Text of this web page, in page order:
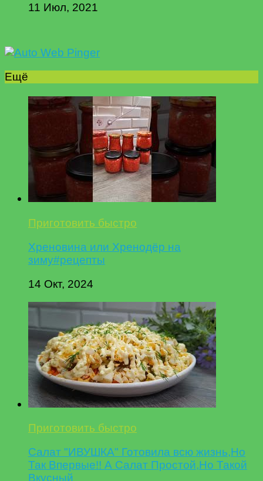
11 Июл, 2021
Ещё
Приготовить быстро
Хреновина или Хренодёр на
зиму#рецепты
14 Окт, 2024
Приготовить быстро
Салат "ИВУШКА" Готовила всю жизнь,Но
Так Впервые!! А Салат Простой,Но Такой
Вкусный